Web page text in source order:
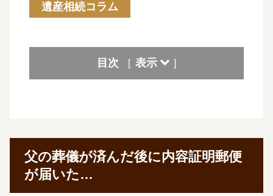
遺産相続コラム
目次 [ 表示 ]
父の葬儀が済んだ後に内容証明郵便
が届いた…